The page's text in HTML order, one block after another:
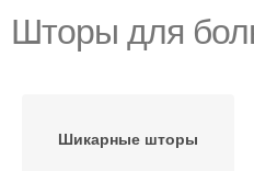
Шторы для
Шикарные шторы